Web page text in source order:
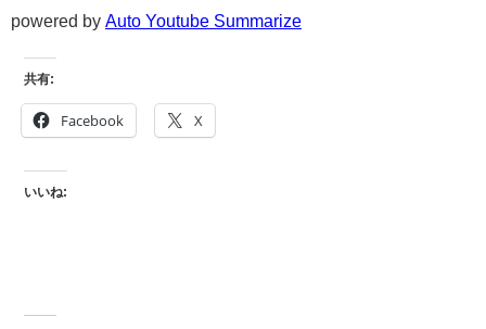
powered by Auto Youtube Summarize
共有:
Facebook X
いいね: